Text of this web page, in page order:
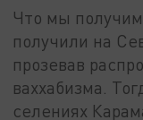
Что мы
получили на
прозевав
ваххабизма.
селениях